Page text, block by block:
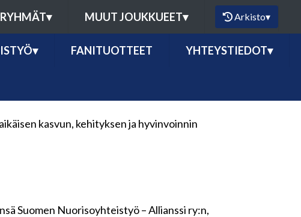
▾ MUUT JOUKKUEET▾ Arkisto▾
▾ FANITUOTTEET YHTEYSTIEDOT▾
kasvun, kehityksen ja hyvinvoinnin
Suomen Nuorisoyhteistyö – Allianssi ry:n,